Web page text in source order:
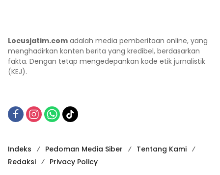
Locusjatim.com adalah media pemberitaan online, yang
menghadirkan konten berita yang kredibel, berdasarkan
fakta. Dengan tetap mengedepankan kode etik jurnalistik
(KEJ).
Indeks Pedoman Media Siber
Tentang Kami
Redaksi
Privacy Policy